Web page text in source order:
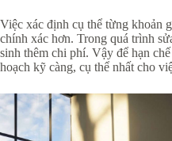
Việc xác định cụ thể từng khoản
chính xác hơn. Trong quá trình
sinh thêm chi phí. Vậy để hạn
hoạch kỹ càng, cụ thể nhất cho